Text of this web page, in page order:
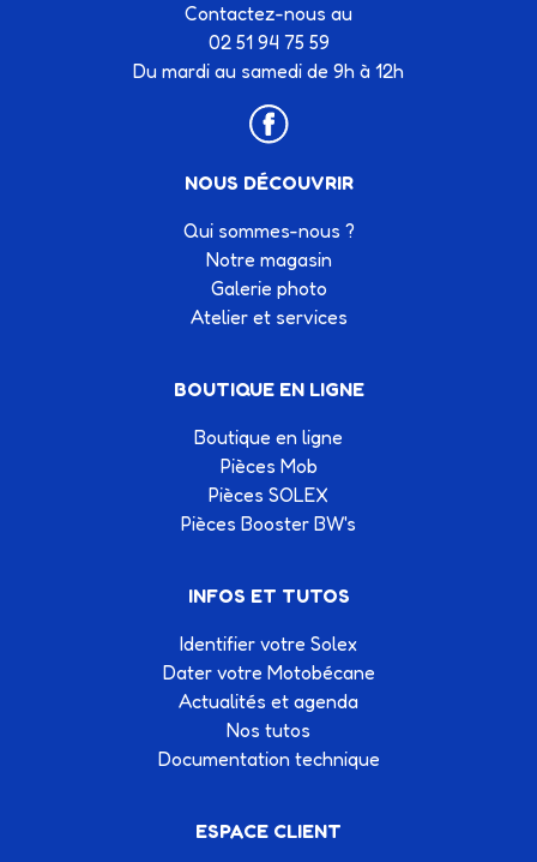
Contactez-nous au
02 51 94 75 59
Du mardi au samedi de 9h à 12h
NOUS DÉCOUVRIR
Qui sommes-nous ?
Notre magasin
Galerie photo
Atelier et services
BOUTIQUE EN LIGNE
Boutique en ligne
Pièces Mob
Pièces SOLEX
Pièces Booster BW's
INFOS ET TUTOS
Identifier votre Solex
Dater votre Motobécane
Actualités et agenda
Nos tutos
Documentation technique
ESPACE CLIENT